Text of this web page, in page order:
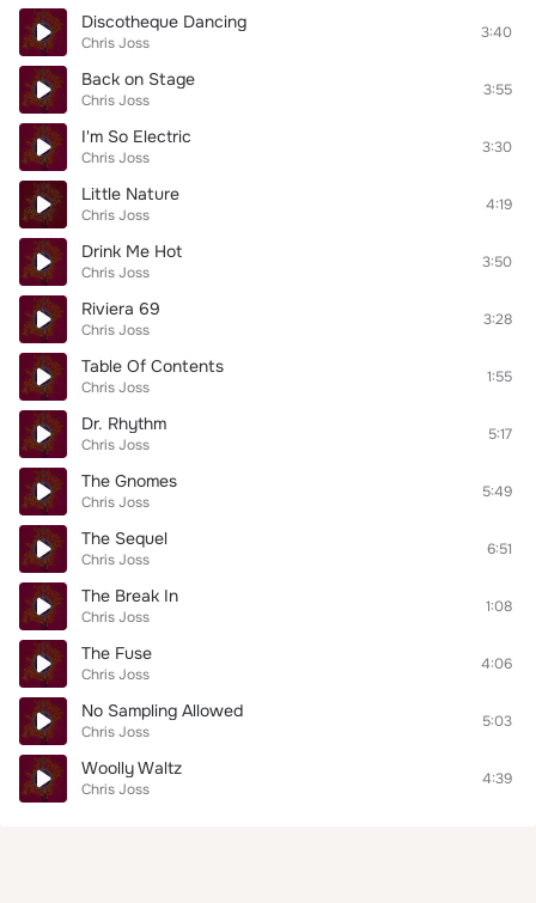
Discotheque Dancing
Chris Joss
3:40
Back on Stage
Chris Joss
3:55
I'm So Electric
Chris Joss
3:30
Little Nature
Chris Joss
4:19
Drink Me Hot
Chris Joss
3:50
Riviera 69
Chris Joss
3:28
Table Of Contents
Chris Joss
1:55
Dr. Rhythm
Chris Joss
5:17
The Gnomes
Chris Joss
5:49
The Sequel
Chris Joss
6:51
The Break In
Chris Joss
1:08
The Fuse
Chris Joss
4:06
No Sampling Allowed
Chris Joss
5:03
Woolly Waltz
Chris Joss
4:39